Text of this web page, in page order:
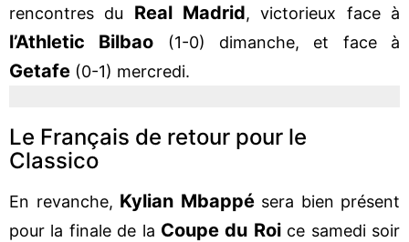
rencontres du Real Madrid, victorieux face à
l’Athletic Bilbao (1-0) dimanche, et face à
Getafe (0-1) mercredi.
Le Français de retour pour le
Classico
En revanche, Kylian Mbappésera bien présent
pour la finale de la Coupe du Roi ce samedi soir